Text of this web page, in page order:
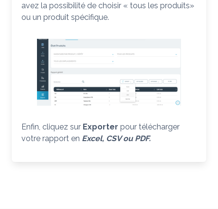
avez la possibilité de choisir « tous les produits»
ou un produit spécifique.
Enfin, cliquez sur Exporter pour télécharger
votre rapport en Excel, CSV ou PDF.